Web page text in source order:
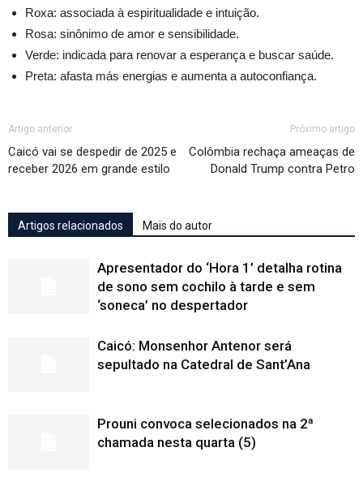
Roxa: associada à espiritualidade e intuição.
Rosa: sinônimo de amor e sensibilidade.
Verde: indicada para renovar a esperança e buscar saúde.
Preta: afasta más energias e aumenta a autoconfiança.
Artigo anterior
Caicó vai se despedir de 2025 e
receber 2026 em grande estilo
Próximo artigo
Colômbia rechaça ameaças de
Donald Trump contra Petro
Artigos relacionados Mais do autor
Apresentador do ‘Hora 1’ detalha rotina
de sono sem cochilo à tarde e sem
‘soneca’ no despertador
Caicó: Monsenhor Antenor será
sepultado na Catedral de Sant’Ana
Prouni convoca selecionados na 2ª
chamada nesta quarta (5)